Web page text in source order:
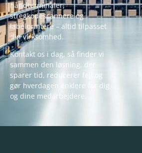
håndterminaler,
stregkodescannere og
labelprintere – altid tilpasset
din virksomhed.
Kontakt os i dag, så finder vi
sammen den løsning, der
sparer tid, reducerer fejl og
gør hverdagen enklere for dig
og dine medarbejdere.